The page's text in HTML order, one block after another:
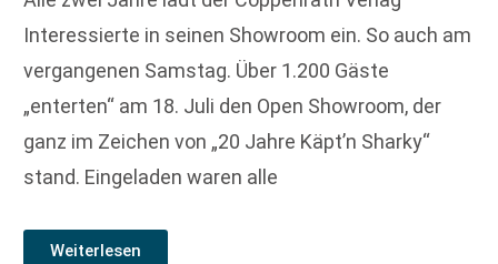
Interessierte in seinen Showroom ein. So auch am
vergangenen Samstag. Über 1.200 Gäste
„enterten“ am 18. Juli den Open Showroom, der
ganz im Zeichen von „20 Jahre Käpt’n Sharky“
stand. Eingeladen waren alle
Weiterlesen